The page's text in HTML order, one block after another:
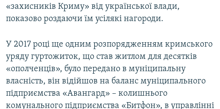
«захисників Криму» від української влади,
показово роздаючи їм усілякі нагороди.
У 2017 році ще одним розпорядженням кримського
уряду гуртожиток, що став житлом для десятків
«ополченців», було передано в муніципальну
власність, він відійшов на баланс муніципального
підприємства «Авангард» – колишнього
комунального підприємства «Битфон», в управлінні